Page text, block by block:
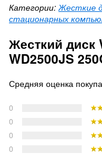
Категории: Жесткие
стационарных
Жесткий диск
WD2500JS
Средняя оценка
0
0
0
0